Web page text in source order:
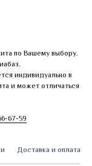
по Вашему выбору.
индивидуально в
и может отличаться
67-59
Доставка и оплата